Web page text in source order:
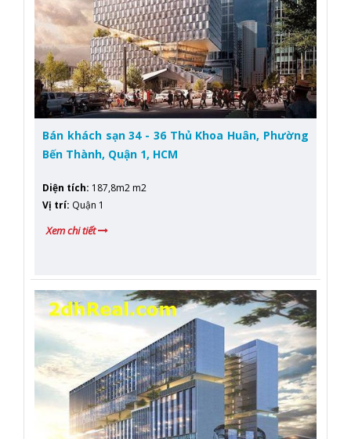
Bán khách sạn 34 - 36 Thủ Khoa Huân, Phường
Bến Thành, Quận 1, HCM
Diện tích: 187,8m2 m2
Vị trí: Quận 1
Xem chi tiết